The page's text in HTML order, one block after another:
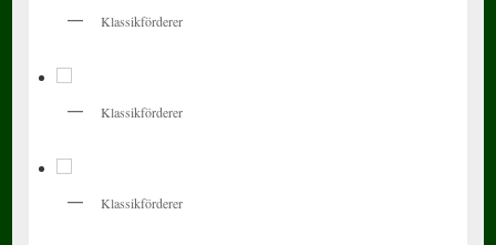
Klassikförderer
Klassikförderer
Klassikförderer